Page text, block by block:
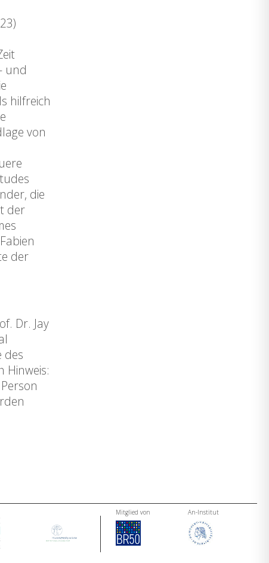
und
hilfreich
von
die
der
der
Dr. Jay
des
Mitglied von An-Institut